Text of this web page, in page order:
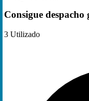
Consigue
3 Utilizado